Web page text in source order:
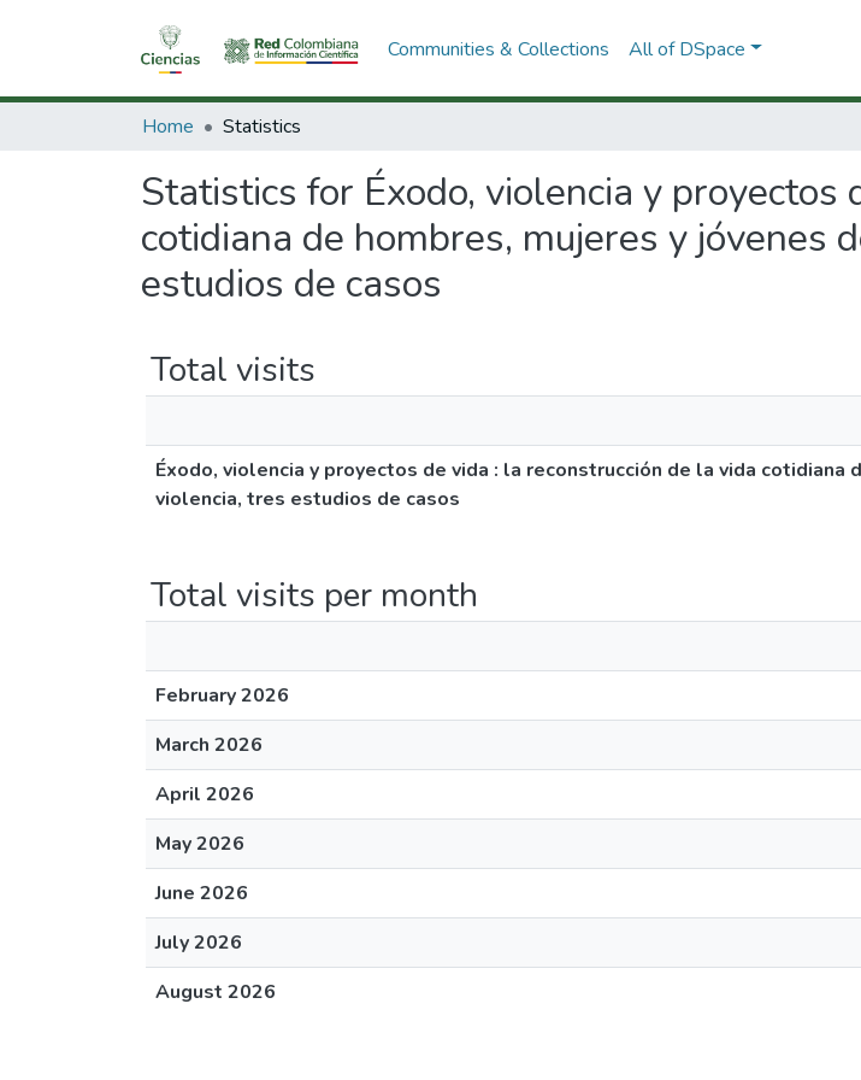
Communities & Collections All of DSpace
Home Statistics
Statistics for Éxodo, violencia y proyectos
cotidiana de hombres, mujeres y jóvenes
estudios de casos
Total visits
Éxodo, violencia y proyectos de vida : la reconstrucción de la vida
violencia, tres estudios de casos
Total visits per month
February 2026
March 2026
April 2026
May 2026
June 2026
July 2026
August 2026